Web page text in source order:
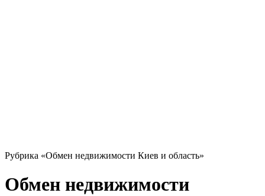
Рубрика «Обмен недвижимости Киев и область»
Обмен недвижимости